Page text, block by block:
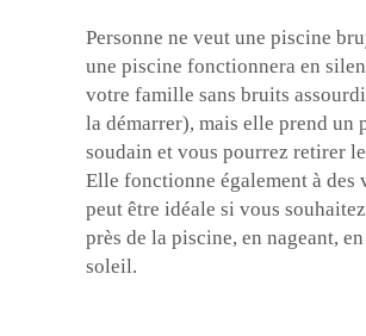
Personne ne veut une piscine
une piscine fonctionnera en
votre famille sans bruits
la démarrer), mais elle prend un
soudain et vous pourrez retirer
Elle fonctionne également à
peut être idéale si vous
près de la piscine, en nageant,
soleil.